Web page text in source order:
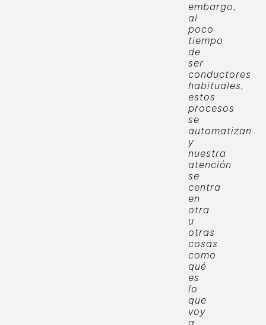
embargo,
al
poco
tiempo
de
ser
conductores
habituales,
estos
procesos
se
automatizan
y
nuestra
atención
se
centra
en
otra
u
otras
cosas
como
qué
es
lo
que
voy